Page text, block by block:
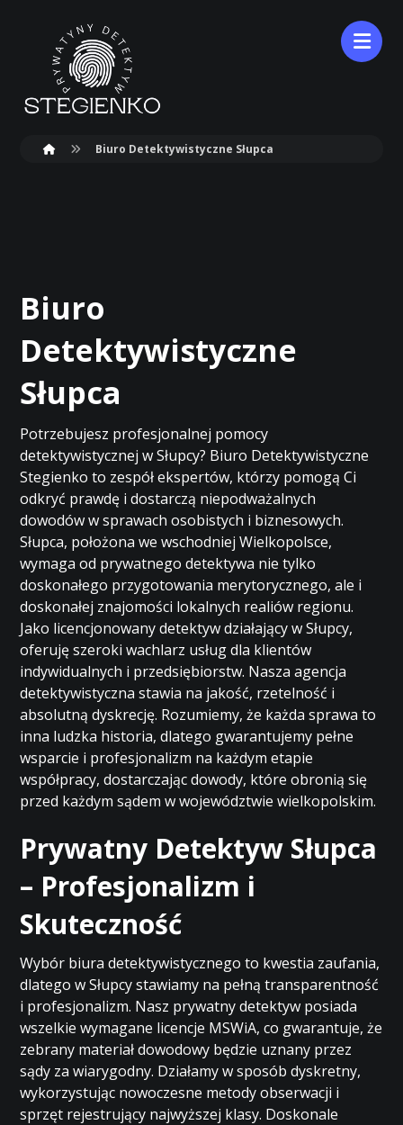
Biuro Detektywistyczne Słupca
Biuro
Detektywistyczne
Słupca
Potrzebujesz profesjonalnej pomocy
detektywistycznej w Słupcy? Biuro Detektywistyczne
Stegienko to zespół ekspertów, którzy pomogą Ci
odkryć prawdę i dostarczą niepodważalnych
dowodów w sprawach osobistych i biznesowych.
Słupca, położona we wschodniej Wielkopolsce,
wymaga od prywatnego detektywa nie tylko
doskonałego przygotowania merytorycznego, ale i
doskonałej znajomości lokalnych realiów regionu.
Jako licencjonowany detektyw działający w Słupcy,
oferuję szeroki wachlarz usług dla klientów
indywidualnych i przedsiębiorstw. Nasza agencja
detektywistyczna stawia na jakość, rzetelność i
absolutną dyskrecję. Rozumiemy, że każda sprawa to
inna ludzka historia, dlatego gwarantujemy pełne
wsparcie i profesjonalizm na każdym etapie
współpracy, dostarczając dowody, które obronią się
przed każdym sądem w województwie wielkopolskim.
Prywatny Detektyw Słupca
– Profesjonalizm i
Skuteczność
Wybór biura detektywistycznego to kwestia zaufania,
dlatego w Słupcy stawiamy na pełną transparentność
i profesjonalizm. Nasz prywatny detektyw posiada
wszelkie wymagane licencje MSWiA, co gwarantuje, że
zebrany materiał dowodowy będzie uznany przez
sądy za wiarygodny. Działamy w sposób dyskretny,
wykorzystując nowoczesne metody obserwacji i
sprzęt rejestrujący najwyższej klasy. Doskonale